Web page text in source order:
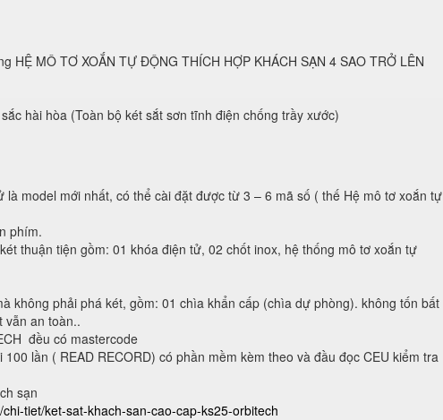
HỆ MÔ TƠ XOẮN TỰ ĐỘNG THÍCH HỢP KHÁCH SẠN 4 SAO TRỞ LÊN
hài hòa (Toàn bộ két sắt sơn tĩnh điện chống trầy xước)
là model mới nhất, có thể cài đặt được từ 3 – 6 mã số ( thế Hệ mô tơ xoắn tự
phím.
thuận tiện gồm: 01 khóa điện tử, 02 chốt inox, hệ thống mô tơ xoắn tự
không phải phá két, gồm: 01 chìa khẩn cấp (chìa dự phòng). không tốn bất
vẫn an toàn..
đều có mastercode
lần ( READ RECORD) có phần mềm kèm theo và đầu đọc CEU kiểm tra
sạn
tiet/ket-sat-khach-san-cao-cap-ks25-orbitech